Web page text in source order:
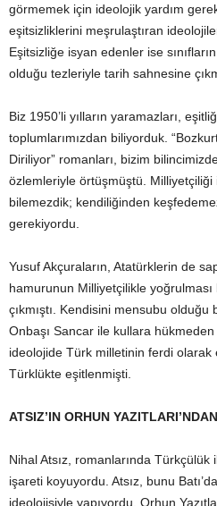
görmemek için ideolojik yardım
eşitsizliklerini meşrulaştıran
Eşitsizliğe isyan edenler ise
olduğu tezleriyle tarih sahnesine
Biz 1950’li yılların yaramazları,
toplumlarımızdan biliyorduk.
Diriliyor” romanları, bizim
özlemleriyle örtüşmüştü.
bilemezdik; kendiliğinden
gerekiyordu.
Yusuf Akçuraların, Atatürklerin de
hamurunun Milliyetçilikle
çıkmıştı. Kendisini mensubu
Onbaşı Sancar ile kullara
ideolojide Türk milletinin ferdi olarak
Türklükte eşitlenmişti.
ATSIZ’IN ORHUN
Nihal Atsız, romanlarında
işareti koyuyordu. Atsız, bunu
ideolojisiyle yapıyordu. Orhun